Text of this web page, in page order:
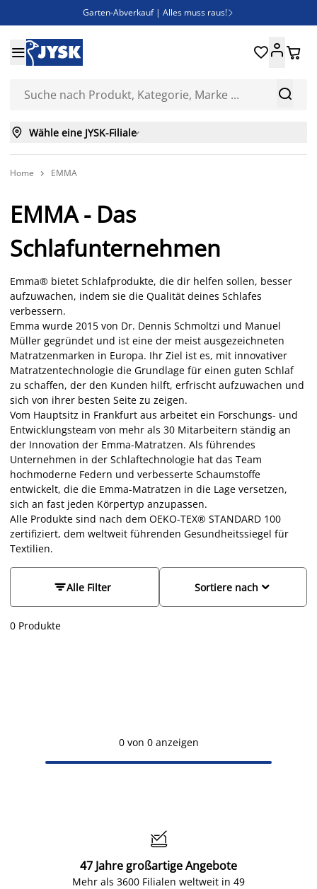
Garten-Abverkauf | Alles muss raus! 
Bist du Unternehmer? Entdecke JYSK-B2B
Esszimmerstuhl ADSLEV um nur 40€


 
 Wähle eine JYSK-Filiale
Home  EMMA
EMMA - Das
Schlafunternehmen
Emma® bietet Schlafprodukte, die dir helfen sollen, besser
aufzuwachen, indem sie die Qualität deines Schlafes
verbessern.
Emma wurde 2015 von Dr. Dennis Schmoltzi und Manuel
Müller gegründet und ist eine der meist ausgezeichneten
Matratzenmarken in Europa. Ihr Ziel ist es, mit innovativer
Matratzentechnologie die Grundlage für einen guten Schlaf
zu schaffen, der den Kunden hilft, erfrischt aufzuwachen und
sich von ihrer besten Seite zu zeigen.
Vom Hauptsitz in Frankfurt aus arbeitet ein Forschungs- und
Entwicklungsteam von mehr als 30 Mitarbeitern ständig an
der Innovation der Emma-Matratzen. Als führendes
Unternehmen in der Schlaftechnologie hat das Team
hochmoderne Federn und verbesserte Schaumstoffe
entwickelt, die die Emma-Matratzen in die Lage versetzen,
sich an fast jeden Körpertyp anzupassen.
Alle Produkte sind nach dem OEKO-TEX® STANDARD 100
zertifiziert, dem weltweit führenden Gesundheitssiegel für
Textilien.
Alle Filter 
Sortiere nach
0 Produkte
0 von 0 anzeigen

47 Jahre großartige Angebote
Mehr als 3600 Filialen weltweit in 49